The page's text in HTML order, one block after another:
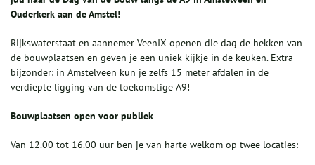
Ouderkerk aan de Amstel!
Rijkswaterstaat en aannemer VeenIX openen die dag de hekken van
de bouwplaatsen en geven je een uniek kijkje in de keuken. Extra
bijzonder: in Amstelveen kun je zelfs 15 meter afdalen in de
verdiepte ligging van de toekomstige A9!
Bouwplaatsen open voor publiek
Van 12.00 tot 16.00 uur ben je van harte welkom op twee locaties: